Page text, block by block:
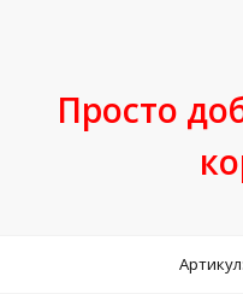
Просто
Артикул: